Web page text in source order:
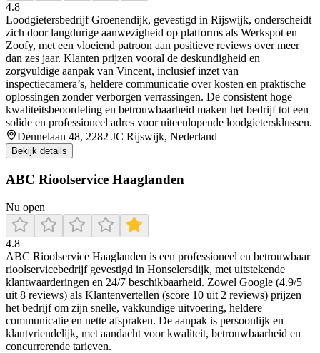
4.8
Loodgietersbedrijf Groenendijk, gevestigd in Rijswijk, onderscheidt
zich door langdurige aanwezigheid op platforms als Werkspot en
Zoofy, met een vloeiend patroon aan positieve reviews over meer
dan zes jaar. Klanten prijzen vooral de deskundigheid en
zorgvuldige aanpak van Vincent, inclusief inzet van
inspectiecamera’s, heldere communicatie over kosten en praktische
oplossingen zonder verborgen verrassingen. De consistent hoge
kwaliteitsbeoordeling en betrouwbaarheid maken het bedrijf tot een
solide en professioneel adres voor uiteenlopende loodgietersklussen.
Dennelaan 48, 2282 JC Rijswijk, Nederland
Bekijk details
ABC Rioolservice Haaglanden
Nu open
4.8
ABC Rioolservice Haaglanden is een professioneel en betrouwbaar
rioolservicebedrijf gevestigd in Honselersdijk, met uitstekende
klantwaarderingen en 24/7 beschikbaarheid. Zowel Google (4.9/5
uit 8 reviews) als Klantenvertellen (score 10 uit 2 reviews) prijzen
het bedrijf om zijn snelle, vakkundige uitvoering, heldere
communicatie en nette afspraken. De aanpak is persoonlijk en
klantvriendelijk, met aandacht voor kwaliteit, betrouwbaarheid en
concurrerende tarieven.